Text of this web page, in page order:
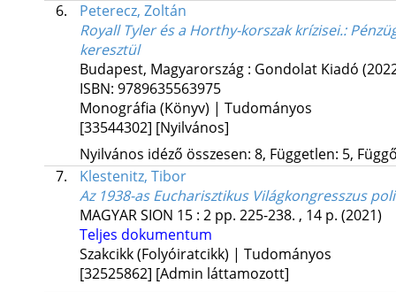
6.
Peterecz, Zoltán
Royall Tyler és a Horthy-korszak krízisei.:
keresztül
Budapest, Magyarország : Gondolat Kiadó
ISBN: 9789635563975
Monográfia (Könyv) | Tudományos
[33544302] [Nyilvános]
Nyilvános idéző összesen: 8, Független: 5,
7.
Klestenitz, Tibor
Az 1938-as Eucharisztikus Világkongresszus
MAGYAR SION 15: 2 pp. 225-238. , 14 p. (2021)
Teljes dokumentum
Szakcikk (Folyóiratcikk) | Tudományos
[32525862] [Admin láttamozott]